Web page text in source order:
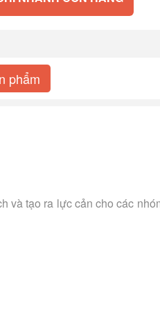
phẩm
tạo ra lực cản cho các